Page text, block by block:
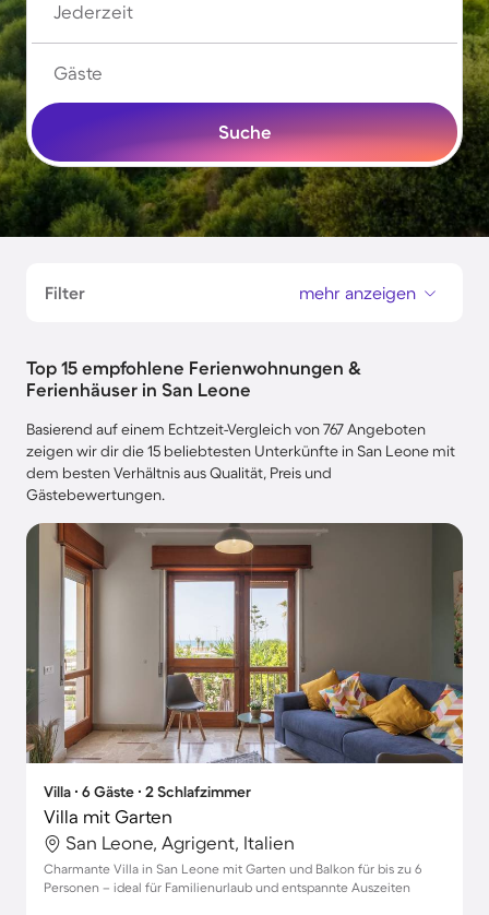
Jederzeit
Gäste
Suche
Filter mehr anzeigen
Top 15 empfohlene Ferienwohnungen &
Ferienhäuser in San Leone
Basierend auf einem Echtzeit-Vergleich von 767 Angeboten
zeigen wir dir die 15 beliebtesten Unterkünfte in San Leone mit
dem besten Verhältnis aus Qualität, Preis und
Gästebewertungen.
Villa ∙ 6 Gäste ∙ 2 Schlafzimmer
Villa mit Garten
San Leone, Agrigent, Italien
Charmante Villa in San Leone mit Garten und Balkon für bis zu 6
Personen – ideal für Familienurlaub und entspannte Auszeiten